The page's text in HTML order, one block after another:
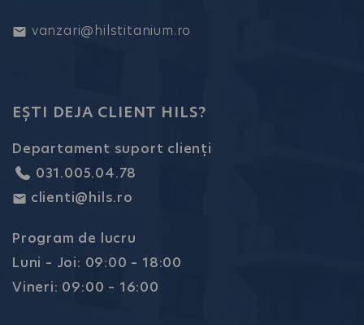
vanzari@hilstitanium.ro
EȘTI DEJA CLIENT HILS?
Departament suport clienți
031.005.04.78
clienti@hils.ro
Program de lucru
Luni – Joi: 09:00 – 18:00
Vineri: 09:00 – 16:00